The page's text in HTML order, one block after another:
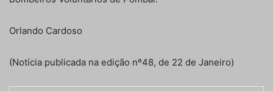
Orlando Cardoso
(Notícia publicada na edição nº48, de 22 de Janeiro)